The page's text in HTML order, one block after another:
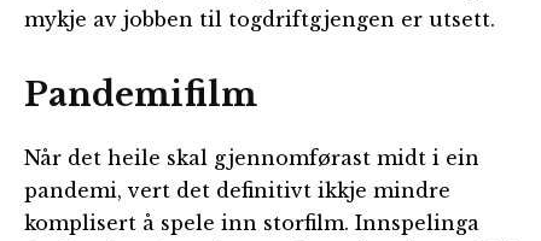
mykje av jobben til togdriftgjengen er utsett.
Pandemifilm
Når det heile skal gjennomførast midt i ein
pandemi, vert det definitivt ikkje mindre
komplisert å spele inn storfilm. Innspelinga